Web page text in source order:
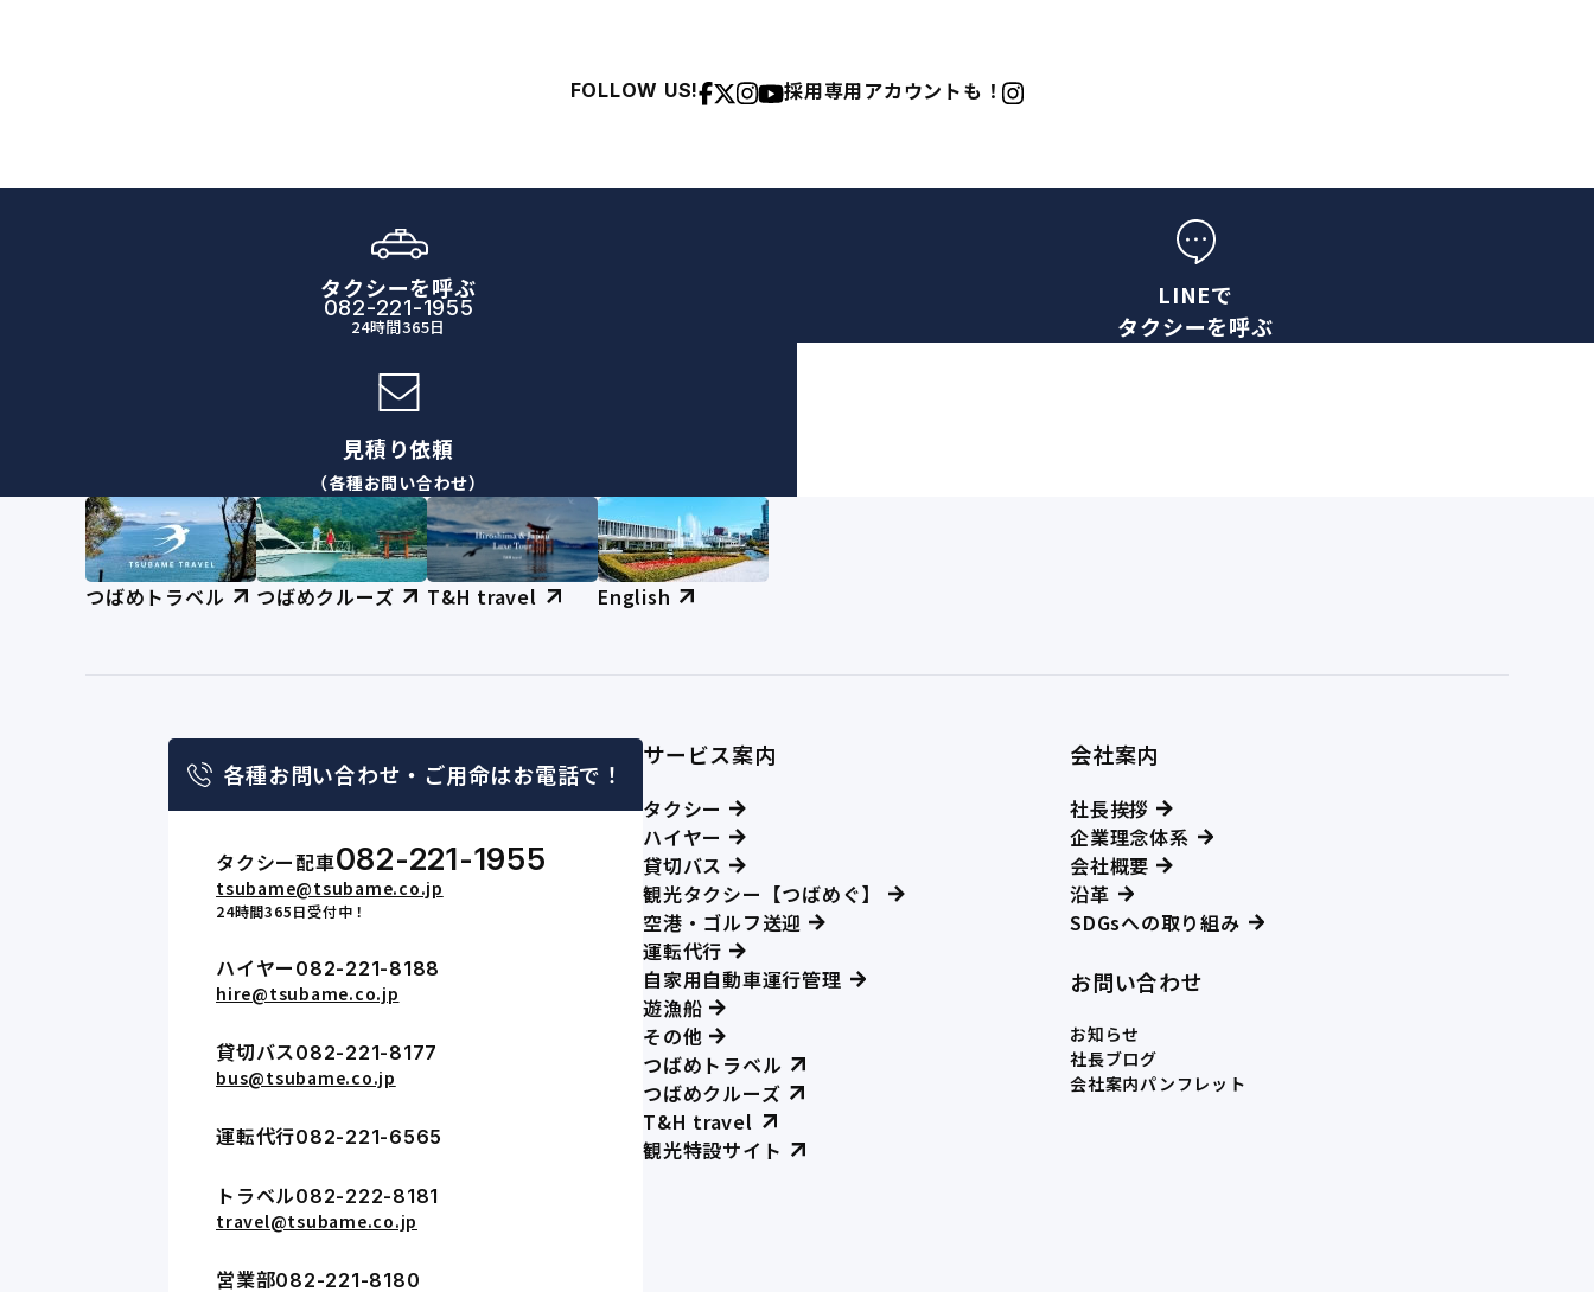
FOLLOW US! 採用専用アカウントも！
タクシーを呼ぶ
082-221-1955
24時間365日
LINEで
タクシーを呼ぶ
見積り依頼
（各種お問い合わせ）
つばめトラベル つばめクルーズ T&H travel English
各種お問い合わせ・ ご用命はお電話で！
タクシー配車082-221-1955
tsubame@tsubame.co.jp
24時間365日受付中！
ハイヤー 082-221-8188
hire@tsubame.co.jp
貸切バス082-221-8177
bus@tsubame.co.jp
運転代行082-221-6565
トラベル082-222-8181
travel@tsubame.co.jp
営業部082-221-8180
サービス案内
タクシー
ハイヤー
貸切バス
観光タクシー【つばめぐ】
空港・ゴルフ送迎
運転代行
自家用自動車運行管理
遊漁船
その他
つばめトラベル
つばめクルーズ
T&H travel
観光特設サイト
会社案内
社長挨拶
企業理念体系
会社概要
沿革
SDGsへの取り組み
お問い合わせ
お知らせ
社長ブログ
会社案内パンフレット